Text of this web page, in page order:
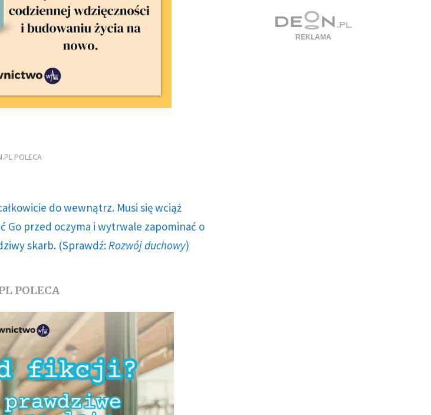
POLECA
do wewnątrz. Musi się wciąż
Go przed oczyma i wytrwale zapominać o
skarb. (Sprawdź: Rozwój duchowy)
POLECA